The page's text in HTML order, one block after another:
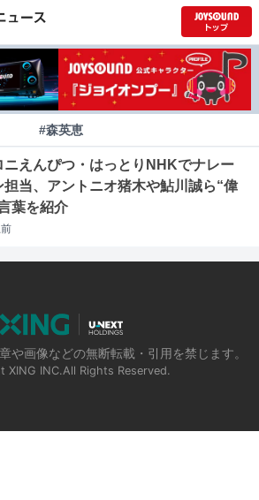
#森英恵
ニえんぴつ・はっとりNHKでナレー
担当、アントニオ猪木や鮎川誠ら“偉
葉を紹介
前
や画像などの無断転載・引用を禁じます。
XING INC.All Rights Reserved.